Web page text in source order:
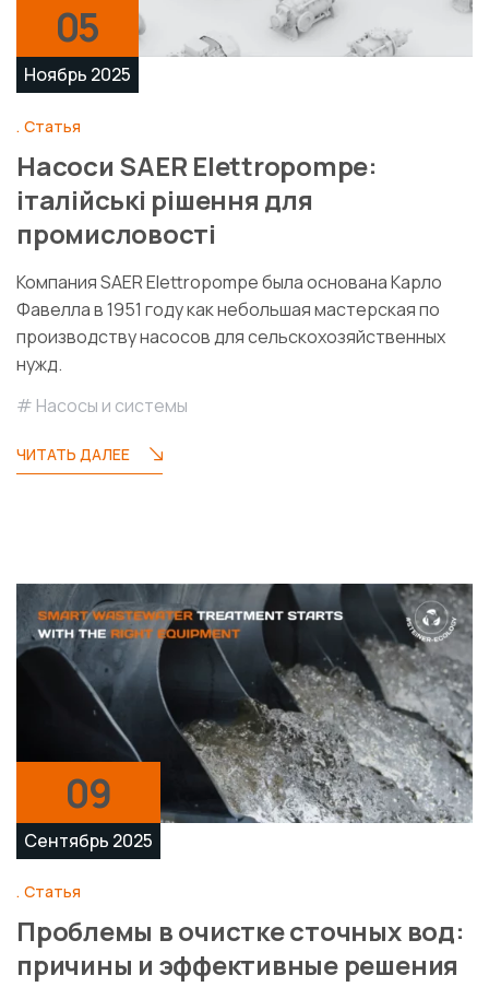
05
Ноябрь 2025
Статья
Насоси SAER Elettropompe:
італійські рішення для
промисловості
Компания SAER Elettropompe была основана Карло
Фавелла в 1951 году как небольшая мастерская по
производству насосов для сельскохозяйственных
нужд.
Насосы и системы
ЧИТАТЬ ДАЛЕЕ
09
Сентябрь 2025
Статья
Проблемы в очистке сточных вод:
причины и эффективные решения